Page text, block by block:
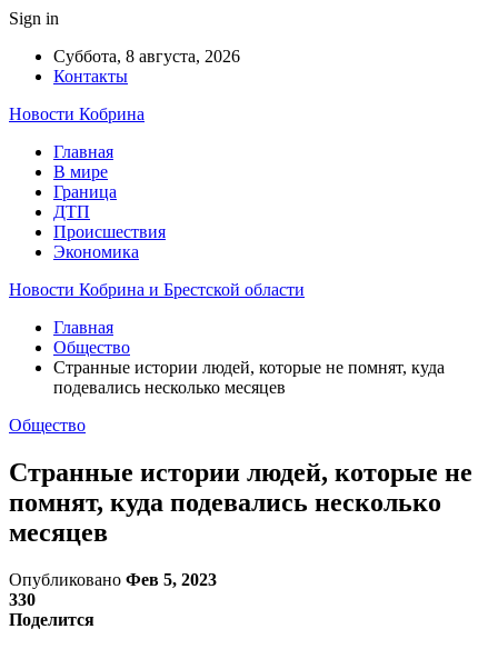
Sign in
Суббота, 8 августа, 2026
Контакты
Новости Кобрина
Главная
В мире
Граница
ДТП
Происшествия
Экономика
Новости Кобрина и Брестской области
Главная
Общество
Странные истории людей, которые не помнят, куда
подевались несколько месяцев
Общество
Странные истории людей, которые не
помнят, куда подевались несколько
месяцев
Опубликовано Фев 5, 2023
330
Поделится